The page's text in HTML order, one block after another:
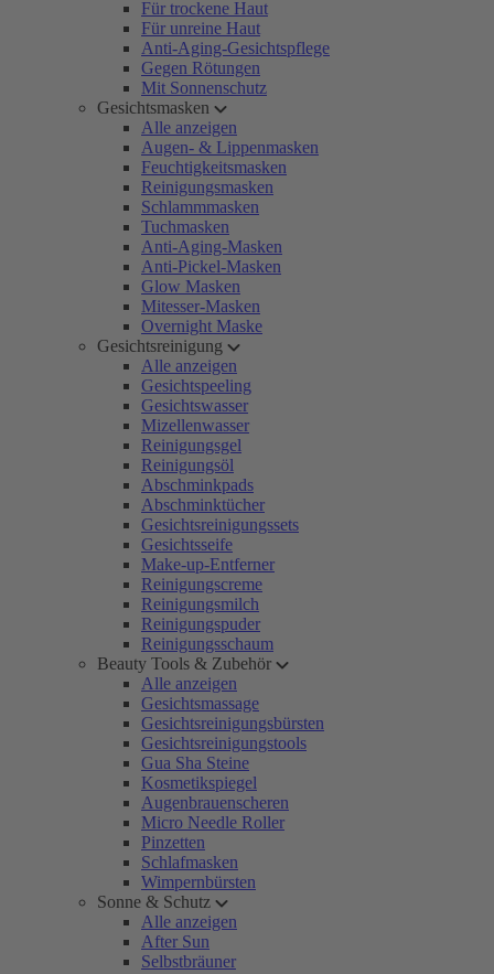
Für trockene Haut
Für unreine Haut
Anti-Aging-Gesichtspflege
Gegen Rötungen
Mit Sonnenschutz
Gesichtsmasken
Alle anzeigen
Augen- & Lippenmasken
Feuchtigkeitsmasken
Reinigungsmasken
Schlammmasken
Tuchmasken
Anti-Aging-Masken
Anti-Pickel-Masken
Glow Masken
Mitesser-Masken
Overnight Maske
Gesichtsreinigung
Alle anzeigen
Gesichtspeeling
Gesichtswasser
Mizellenwasser
Reinigungsgel
Reinigungsöl
Abschminkpads
Abschminktücher
Gesichtsreinigungssets
Gesichtsseife
Make-up-Entferner
Reinigungscreme
Reinigungsmilch
Reinigungspuder
Reinigungsschaum
Beauty Tools & Zubehör
Alle anzeigen
Gesichtsmassage
Gesichtsreinigungsbürsten
Gesichtsreinigungstools
Gua Sha Steine
Kosmetikspiegel
Augenbrauenscheren
Micro Needle Roller
Pinzetten
Schlafmasken
Wimpernbürsten
Sonne & Schutz
Alle anzeigen
After Sun
Selbstbräuner